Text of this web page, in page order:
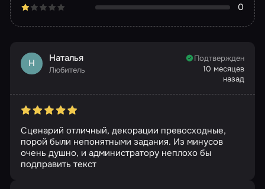
0
Н Наталья
Любитель
Подтвержден
10 месяцев
назад
Сценарий отличный, декорации превосходные,
порой были непонятными задания. Из минусов
очень душно, и администратору неплохо бы
подправить текст